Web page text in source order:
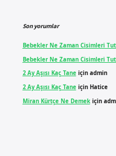
Son yorumlar
Bebekler Ne Zaman Cisimleri
Bebekler Ne Zaman Cisimleri
2 Ay Aşısı Kaç Taneiçin admin
2 Ay Aşısı Kaç Taneiçin Hatice
Miran Kürtçe Ne Demekiçin